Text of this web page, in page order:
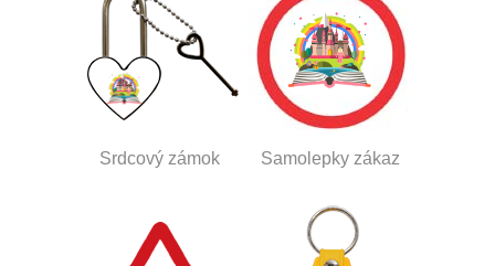
Srdcový zámok Samolepky zákaz